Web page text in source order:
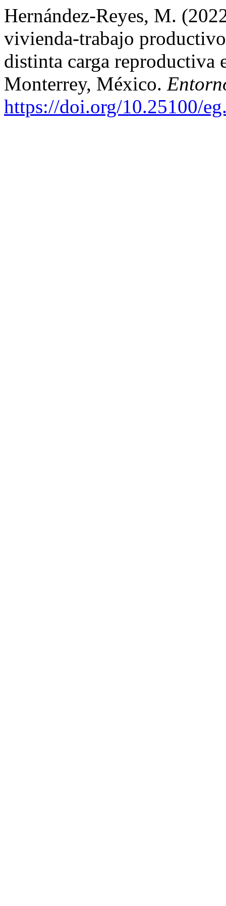
Hernández-Reyes, M.
vivienda-trabajo
distinta carga reproductiva
Monterrey, México.
https://doi.org/10.25100/